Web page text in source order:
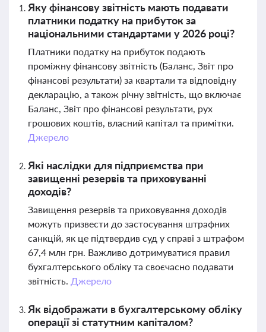
Яку фінансову звітність мають подавати
платники податку на прибуток за
національними стандартами у 2026 році?
Платники податку на прибуток подають
проміжну фінансову звітність (Баланс, Звіт про
фінансові результати) за квартали та відповідну
декларацію, а також річну звітність, що включає
Баланс, Звіт про фінансові результати, рух
грошових коштів, власний капітал та примітки.
Джерело
Які наслідки для підприємства при
завищенні резервів та приховуванні
доходів?
Завищення резервів та приховування доходів
можуть призвести до застосування штрафних
санкцій, як це підтвердив суд у справі з штрафом
67,4 млн грн. Важливо дотримуватися правил
бухгалтерського обліку та своєчасно подавати
звітність. Джерело
Як відображати в бухгалтерському обліку
операції зі статутним капіталом?